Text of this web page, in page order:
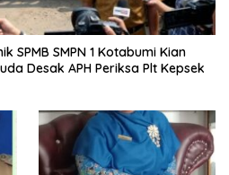
SPMB SMPN 1 Kotabumi Kian
Desak APH Periksa Plt Kepsek